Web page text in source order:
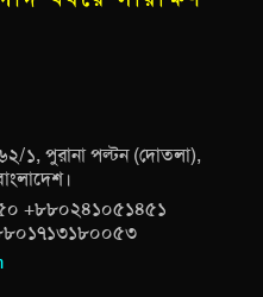
১, পুরানা পল্টন (দোতলা),
+৮৮০২৪১০৫১৪৫১